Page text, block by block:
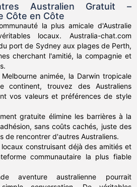
Australien Gratuit –
Côte en Côte
la plus amicale d'Australie
locaux. Australia-chat.com
port de Sydney aux plages de Perth,
cherchant l'amitié, la compagnie et
animée, la Darwin tropicale
trouvez des Australiens
vos valeurs et préférences de style
gratuite élimine les barrières à la
sans coûts cachés, juste des
de rencontrer d'autres Australiens.
construisant déjà des amitiés et
communautaire la plus fiable
aventure australienne pourrait